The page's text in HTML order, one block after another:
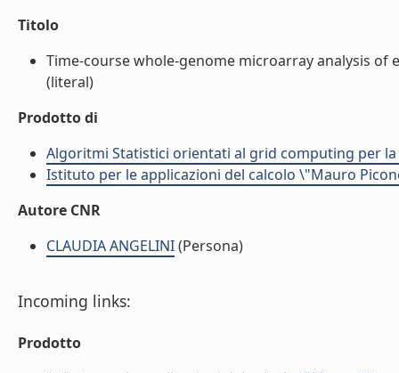
Titolo
Time-course whole-genome microarray analysis
(literal)
Prodotto di
Algoritmi Statistici orientati al grid computing per la
Istituto per le applicazioni del calcolo \"Mauro
Autore CNR
CLAUDIA ANGELINI(Persona)
Incoming links:
Prodotto